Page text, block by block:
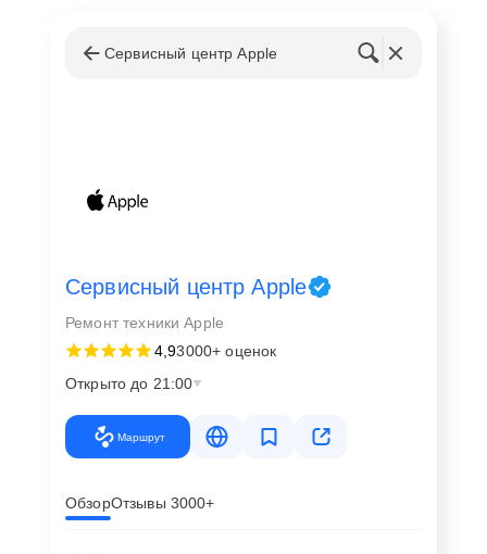
Сервисный центр Apple
Сервисный центр Apple
Ремонт техники Apple
4,93000+ оценок
Открыто до 21:00
Маршрут
ОбзорОтзывы 3000+